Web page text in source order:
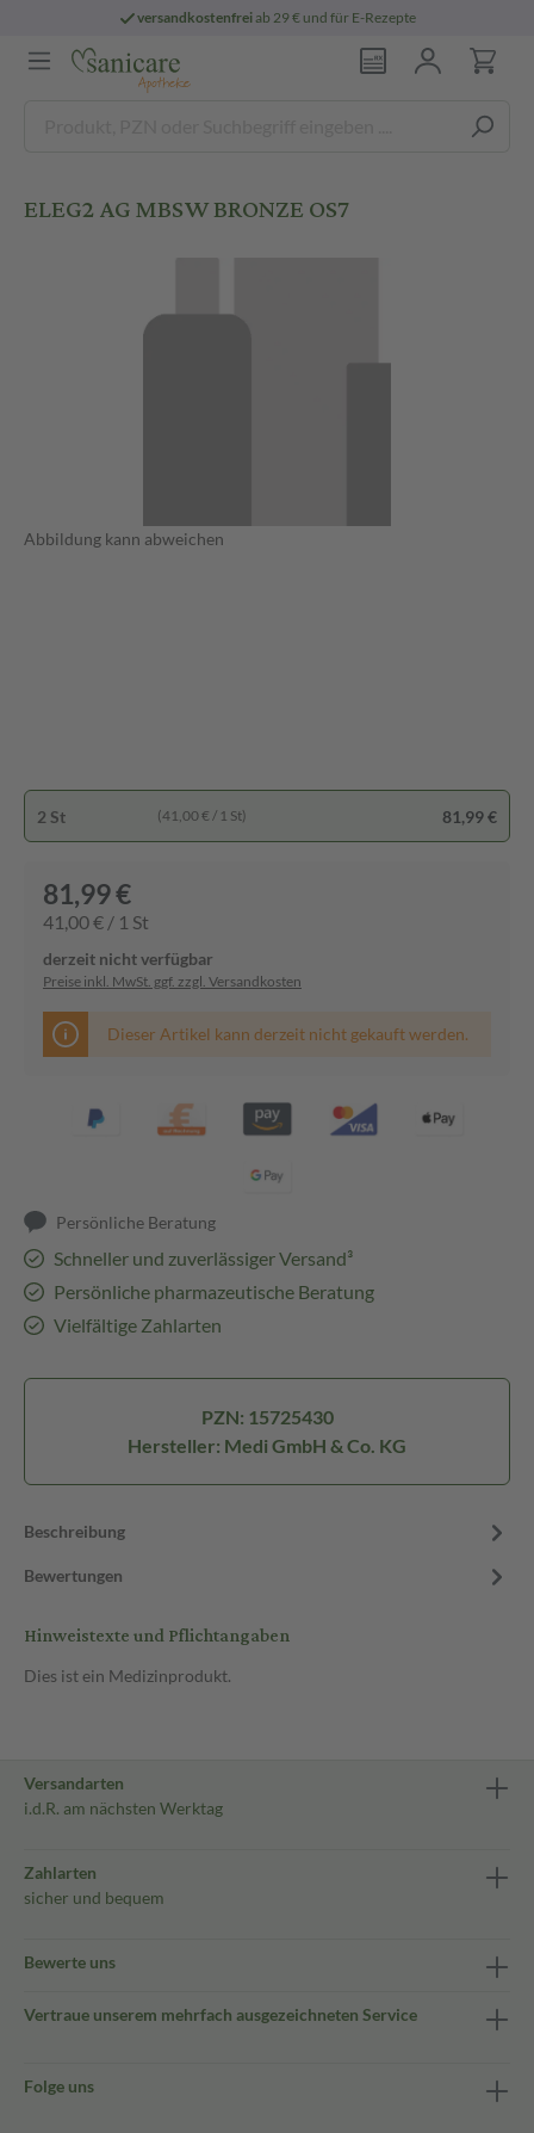
versandkostenfreiab 29 € und für E-Rezepte
ELEG2 AG MBSW BRONZE OS7
Abbildung kann abweichen
2 St (41,00 € / 1 St) 81,99 €
81,99 €
41,00 € / 1 St
derzeit nicht verfügbar
Preise inkl. MwSt. ggf. zzgl. Versandkosten
Dieser Artikel kann derzeit nicht gekauft werden.
Persönliche Beratung
Schneller und zuverlässiger Versand³
Persönliche pharmazeutische Beratung
Vielfältige Zahlarten
PZN: 15725430
Hersteller: Medi GmbH & Co. KG
Beschreibung
Bewertungen
Hinweistexte und Pflichtangaben
Dies ist ein Medizinprodukt.
Versandarten
i.d.R. am nächsten Werktag
Zahlarten
sicher und bequem
Bewerte uns
Vertraue unserem mehrfach ausgezeichneten Service
Folge uns